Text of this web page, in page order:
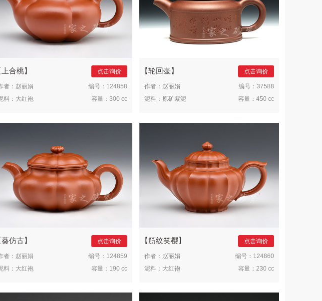
上合桃 点击询价
者： 赵丽娟 编号： 124858
料： 大红袍 容量： 300 cc
轮回壶 点击询价
作者： 赵丽娟 编号： 37588
泥料： 原矿紫泥 容量： 450 cc
葵仿古 点击询价
者： 赵丽娟 编号： 124859
料： 大红袍 容量： 190 cc
筋纹笑樱 点击询价
作者： 赵丽娟 编号： 124860
泥料： 大红袍 容量： 230 cc